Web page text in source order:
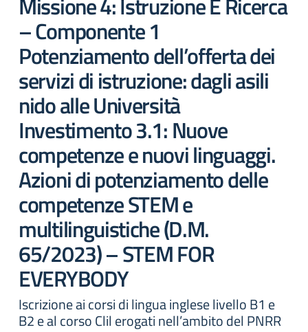
– Componente 1
Potenziamento dell’offerta dei
servizi di istruzione: dagli asili
nido alle Università
Investimento 3.1: Nuove
competenze e nuovi linguaggi.
Azioni di potenziamento delle
competenze STEM e
multilinguistiche (D.M.
65/2023) – STEM FOR
EVERYBODY
Iscrizione ai corsi di lingua inglese livello B1 e
B2 e al corso Clil erogati nell’ambito del PNRR